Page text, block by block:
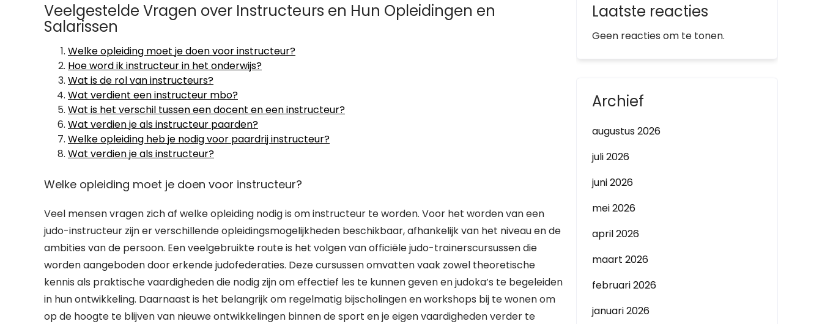
Veelgestelde Vragen over Instructeurs en Hun Opleidingen en
Salarissen
Welke opleiding moet je doen voor instructeur?
Hoe word ik instructeur in het onderwijs?
Wat is de rol van instructeurs?
Wat verdient een instructeur mbo?
Wat is het verschil tussen een docent en een instructeur?
Wat verdien je als instructeur paarden?
Welke opleiding heb je nodig voor paardrij instructeur?
Wat verdien je als instructeur?
Welke opleiding moet je doen voor instructeur?
Veel mensen vragen zich af welke opleiding nodig is om instructeur te worden. Voor het worden van een
judo-instructeur zijn er verschillende opleidingsmogelijkheden beschikbaar, afhankelijk van het niveau en de
ambities van de persoon. Een veelgebruikte route is het volgen van officiële judo-trainerscursussen die
worden aangeboden door erkende judofederaties. Deze cursussen omvatten vaak zowel theoretische
kennis als praktische vaardigheden die nodig zijn om effectief les te kunnen geven en judoka’s te begeleiden
in hun ontwikkeling. Daarnaast is het belangrijk om regelmatig bijscholingen en workshops bij te wonen om
op de hoogte te blijven van nieuwe ontwikkelingen binnen de sport en je eigen vaardigheden verder te
Laatste reacties
Geen reacties om te tonen.
Archief
augustus 2026
juli 2026
juni 2026
mei 2026
april 2026
maart 2026
februari 2026
januari 2026